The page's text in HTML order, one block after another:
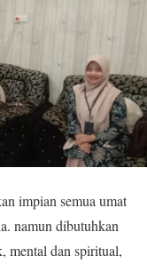
impian semua umat
namun dibutuhkan
mental dan spiritual,